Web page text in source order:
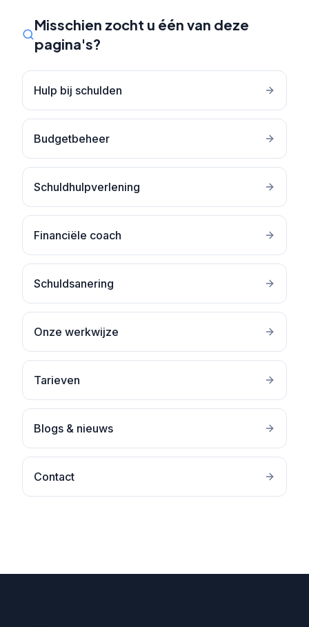
Misschien zocht u één van deze
pagina's?
Hulp bij schulden
Budgetbeheer
Schuldhulpverlening
Financiële coach
Schuldsanering
Onze werkwijze
Tarieven
Blogs & nieuws
Contact